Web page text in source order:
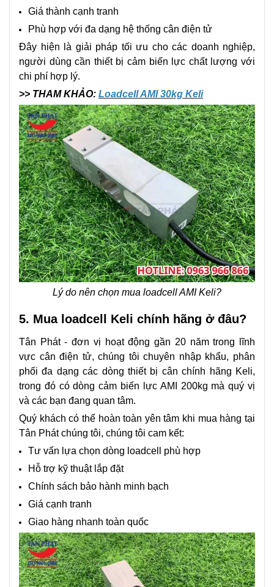
Giá thành cạnh tranh
Phù hợp với đa dạng hệ thống cân điện tử
Đây hiện là giải pháp tối ưu cho các doanh nghiệp,
người dùng cần thiết bị cảm biến lực chất lượng với
chi phí hợp lý.
>> THAM KHẢO: Loadcell AMI 30kg Keli
Lý do nên chọn mua loadcell AMI Keli?
5. Mua loadcell Keli chính hãng ở đâu?
Tân Phát - đơn vị hoạt động gần 20 năm trong lĩnh
vực cân điện tử, chúng tôi chuyên nhập khẩu, phân
phối đa dạng các dòng thiết bị cân chính hãng Keli,
trong đó có dòng cảm biến lực AMI 200kg mà quý vị
và các bạn đang quan tâm.
Quý khách có thể hoàn toàn yên tâm khi mua hàng tại
Tân Phát chúng tôi, chúng tôi cam kết:
Tư vấn lựa chọn dòng loadcell phù hợp
Hỗ trợ kỹ thuật lắp đặt
Chính sách bảo hành minh bạch
Giá cạnh tranh
Giao hàng nhanh toàn quốc